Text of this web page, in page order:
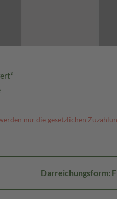
nur die gesetzlichen
Darreichungsform: